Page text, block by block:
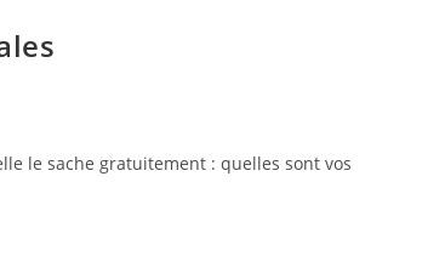
le sache gratuitement : quelles sont vos